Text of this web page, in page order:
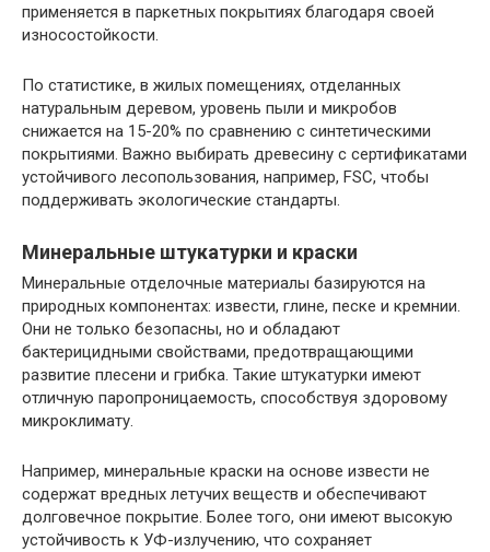
применяется в паркетных покрытиях благодаря своей
износостойкости.
По статистике, в жилых помещениях, отделанных
натуральным деревом, уровень пыли и микробов
снижается на 15-20% по сравнению с синтетическими
покрытиями. Важно выбирать древесину с сертификатами
устойчивого лесопользования, например, FSC, чтобы
поддерживать экологические стандарты.
Минеральные штукатурки и краски
Минеральные отделочные материалы базируются на
природных компонентах: извести, глине, песке и кремнии.
Они не только безопасны, но и обладают
бактерицидными свойствами, предотвращающими
развитие плесени и грибка. Такие штукатурки имеют
отличную паропроницаемость, способствуя здоровому
микроклимату.
Например, минеральные краски на основе извести не
содержат вредных летучих веществ и обеспечивают
долговечное покрытие. Более того, они имеют высокую
устойчивость к УФ-излучению, что сохраняет